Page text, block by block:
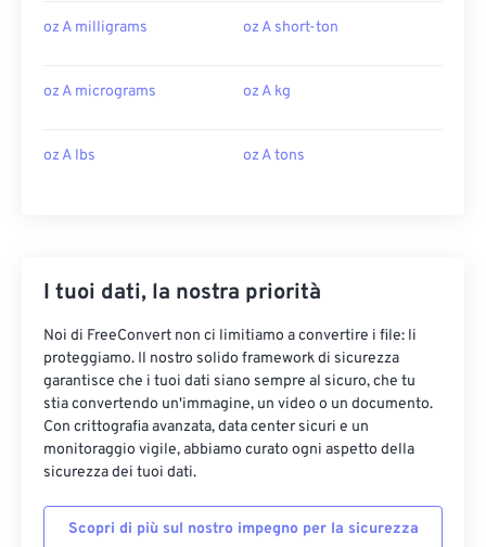
oz A milligrams oz A short-ton
oz A micrograms oz A kg
oz A lbs oz A tons
I tuoi dati, la nostra priorità
Noi di FreeConvert non ci limitiamo a convertire i file: li
proteggiamo. Il nostro solido framework di sicurezza
garantisce che i tuoi dati siano sempre al sicuro, che tu
stia convertendo un'immagine, un video o un documento.
Con crittografia avanzata, data center sicuri e un
monitoraggio vigile, abbiamo curato ogni aspetto della
sicurezza dei tuoi dati.
Scopri di più sul nostro impegno per la sicurezza